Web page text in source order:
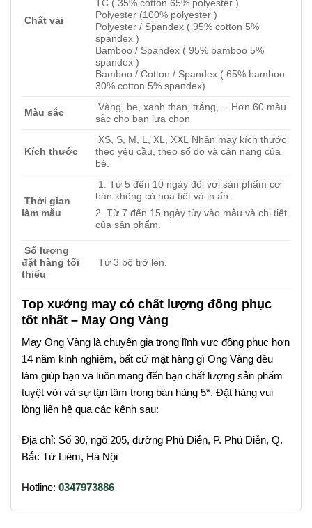
Chất vải
TC ( 35% cotton 65% polyester )
Polyester (100% polyester )
Polyester / Spandex ( 95% cotton 5%
spandex )
Bamboo / Spandex ( 95% bamboo 5%
spandex )
Bamboo / Cotton / Spandex ( 65% bamboo
30% cotton 5% spandex)
Màu sắc
Vàng, be, xanh than, trắng,… Hơn 60 màu
sắc cho bạn lựa chọn
Kích thước
XS, S, M, L, XL, XXL Nhận may kích thước
theo yêu cầu, theo số đo và cân nặng của
bé.
Thời gian
làm mẫu
1. Từ 5 đến 10 ngày đối với sản phẩm cơ
bản không có họa tiết và in ấn.
2. Từ 7 đến 15 ngày tùy vào mẫu và chi tiết
của sản phẩm.
Số lượng
đặt hàng tối
thiểu
Từ 3 bộ trở lên.
Top xưởng may có chất lượng đồng phục
tốt nhất – May Ong Vàng
May Ong Vàng là chuyên gia trong lĩnh vực đồng phục hơn
14 năm kinh nghiệm, bất cứ mặt hàng gì Ong Vàng đều
làm giúp bạn và luôn mang đến bạn chất lượng sản phẩm
tuyệt vời và sự tận tâm trong bán hàng 5*. Đặt hàng vui
lòng liên hệ qua các kênh sau:
Địa chỉ: Số 30, ngõ 205, đường Phú Diễn, P. Phú Diễn, Q.
Bắc Từ Liêm, Hà Nội
Hotline: 0347973886